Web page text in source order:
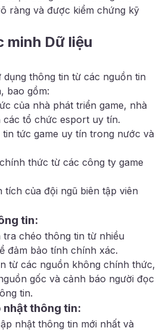
ràng và được kiểm chứng kỹ
minh Dữ liệu
dụng thông tin từ các nguồn tin
bao gồm:
của nhà phát triển game, nhà
các tổ chức esport uy tín.
tin tức game uy tín trong nước và
thức từ các công ty game
tích của đội ngũ biên tập viên
tin:
tra chéo thông tin từ nhiều
đảm bảo tính chính xác.
từ các nguồn không chính thức,
gốc và cảnh báo người đọc
tin.
nhật thông tin:
nhật thông tin mới nhất và